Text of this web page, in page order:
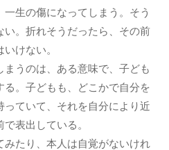
生の傷になってしまう。そう
い。折れそうだったら、その前
けない。
うのは、ある意味で、子ども
。子どもも、どこかで自分を
ていて、それを自分により近
表出している。
たり、本人は自覚がないけれ